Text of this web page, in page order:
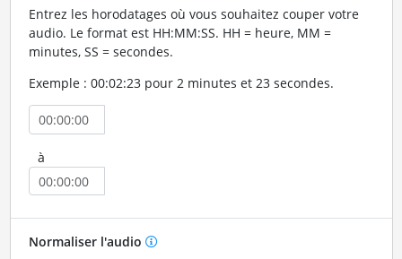
Entrez les horodatages où vous souhaitez couper votre
audio. Le format est HH:MM:SS. HH = heure, MM =
minutes, SS = secondes.
Exemple : 00:02:23 pour 2 minutes et 23 secondes.
à
Normaliser l'audio